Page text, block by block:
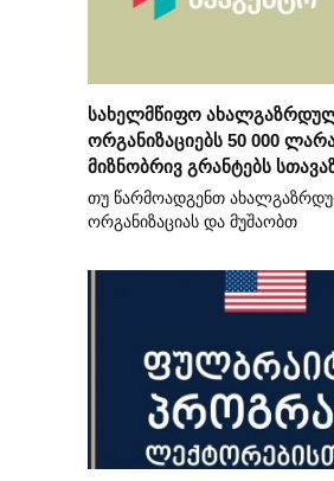
სახელმწიფო
ორგანიზაციებს 50 000
მიზნობრივ გრანტებს
თუ წარმოადგენთ
ორგანიზაციას და მუშაობთ